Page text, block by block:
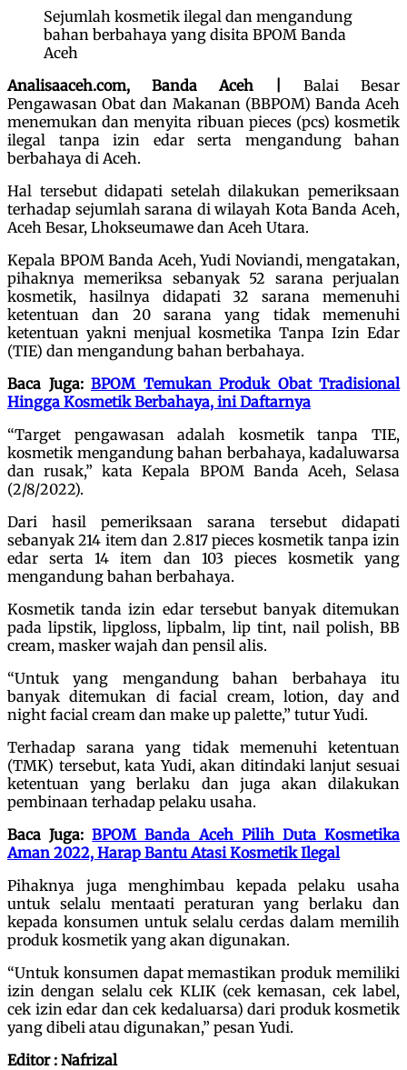
Sejumlah kosmetik ilegal dan mengandung
bahan berbahaya yang disita BPOM Banda
Aceh
Analisaaceh.com, Banda Aceh | Balai Besar
Pengawasan Obat dan Makanan (BBPOM) Banda Aceh
menemukan dan menyita ribuan pieces (pcs) kosmetik
ilegal tanpa izin edar serta mengandung bahan
berbahaya di Aceh.
Hal tersebut didapati setelah dilakukan pemeriksaan
terhadap sejumlah sarana di wilayah Kota Banda Aceh,
Aceh Besar, Lhokseumawe dan Aceh Utara.
Kepala BPOM Banda Aceh, Yudi Noviandi, mengatakan,
pihaknya memeriksa sebanyak 52 sarana perjualan
kosmetik, hasilnya didapati 32 sarana memenuhi
ketentuan dan 20 sarana yang tidak memenuhi
ketentuan yakni menjual kosmetika Tanpa Izin Edar
(TIE) dan mengandung bahan berbahaya.
Baca Juga: BPOM Temukan Produk Obat Tradisional
Hingga Kosmetik Berbahaya, ini Daftarnya
“Target pengawasan adalah kosmetik tanpa TIE,
kosmetik mengandung bahan berbahaya, kadaluwarsa
dan rusak,” kata Kepala BPOM Banda Aceh, Selasa
(2/8/2022).
Dari hasil pemeriksaan sarana tersebut didapati
sebanyak 214 item dan 2.817 pieces kosmetik tanpa izin
edar serta 14 item dan 103 pieces kosmetik yang
mengandung bahan berbahaya.
Kosmetik tanda izin edar tersebut banyak ditemukan
pada lipstik, lipgloss, lipbalm, lip tint, nail polish, BB
cream, masker wajah dan pensil alis.
“Untuk yang mengandung bahan berbahaya itu
banyak ditemukan di facial cream, lotion, day and
night facial cream dan make up palette,” tutur Yudi.
Terhadap sarana yang tidak memenuhi ketentuan
(TMK) tersebut, kata Yudi, akan ditindaki lanjut sesuai
ketentuan yang berlaku dan juga akan dilakukan
pembinaan terhadap pelaku usaha.
Baca Juga:BPOM Banda Aceh Pilih Duta Kosmetika
Aman 2022, Harap Bantu Atasi Kosmetik Ilegal
Pihaknya juga menghimbau kepada pelaku usaha
untuk selalu mentaati peraturan yang berlaku dan
kepada konsumen untuk selalu cerdas dalam memilih
produk kosmetik yang akan digunakan.
“Untuk konsumen dapat memastikan produk memiliki
izin dengan selalu cek KLIK (cek kemasan, cek label,
cek izin edar dan cek kedaluarsa) dari produk kosmetik
yang dibeli atau digunakan,” pesan Yudi.
Editor : Nafrizal